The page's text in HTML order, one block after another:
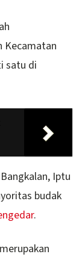
Kecamatan
satu di
Iptu
budak
.